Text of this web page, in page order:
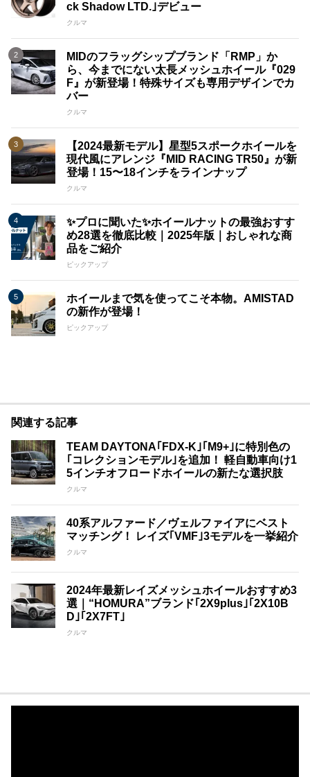
ck Shadow LTD.｣デビュー
クルマ
MIDのフラッグシップブランド「RMP」か
ら、今までにない太長メッシュホイール『029
F』が新登場！特殊サイズも専用デザインでカ
バー
クルマ
【2024最新モデル】星型5スポークホイールを
現代風にアレンジ『MID RACING TR50』が新
登場！15〜18インチをラインナップ
クルマ
✨プロに聞いた✨ホイールナットの最強おすす
め28選を徹底比較｜2025年版｜おしゃれな商
品をご紹介
ピックアップ
ホイールまで気を使ってこそ本物。AMISTAD
の新作が登場！
ピックアップ
関連する記事
TEAM DAYTONA｢FDX-K｣｢M9+｣に特別色の
｢コレクションモデル｣を追加！ 軽自動車向け1
5インチオフロードホイールの新たな選択肢
クルマ
40系アルファード／ヴェルファイアにベスト
マッチング！ レイズ｢VMF｣3モデルを一挙紹介
クルマ
2024年最新レイズメッシュホイールおすすめ3
選｜“HOMURA”ブランド｢2X9plus｣｢2X10B
D｣｢2X7FT｣
クルマ